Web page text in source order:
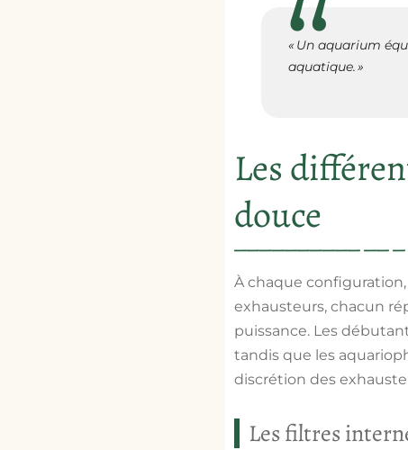
« Un aquarium
aquatique. »
Les
douce
À chaque configuration,
exhausteurs, chacun
puissance. Les
tandis que les
discrétion des
Les filtres